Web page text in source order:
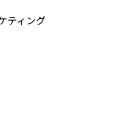
ティング